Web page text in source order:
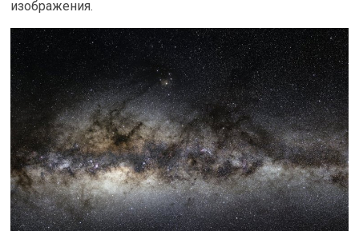
изображения.